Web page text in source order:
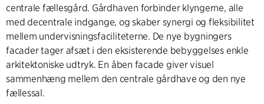
centrale fællesgård. Gårdhaven forbinder klyngerne, alle
med decentrale indgange, og skaber synergi og fleksibilitet
mellem undervisningsfaciliteterne. De nye bygningers
facader tager afsæt i den eksisterende bebyggelses enkle
arkitektoniske udtryk. En åben facade giver visuel
sammenhæng mellem den centrale gårdhave og den nye
fællessal.